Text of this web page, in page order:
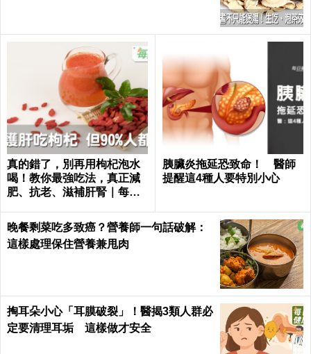
真的錯了，別再用枸杞泡水
喝！教你最強吃法，真正減
肥、抗老、滋補肝腎｜每日
胰臟炎拖延恐致命！ 醫師
提醒這4種人要特別小心
晚餐剩菜吃多致癌？營養師一句話破解：
這樣處理保住營養兼甩肉
掏耳朵小心「耳膜破裂」！醫揭3類人群必
定要清理耳垢 這樣做才安全